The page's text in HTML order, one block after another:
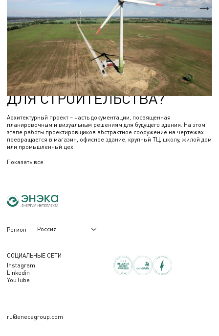
КАК ПРОИСХОДИТ
РАЗРАБОТКА
АРХИТЕКТУРНЫХ ПРОЕКТОВ
ДЛЯ СТРОИТЕЛЬСТВА?
Архитектурный проект – часть документации, посвященная
планировочным и визуальным решениям для будущего здания. На этом
этапе работы проектировщиков абстрактное сооружение на чертежах
превращается в магазин, офисное здание, крупный ТЦ, школу, жилой дом
или промышленный цех.
Показать все
Регион Россия
СОЦИАЛЬНЫЕ СЕТИ
Instagram
Linkedin
YouTube
ru@enecagroup.com